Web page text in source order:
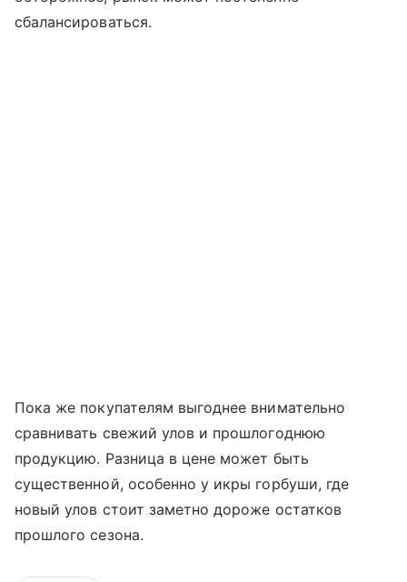
сбалансироваться.
Пока же покупателям выгоднее внимательно
сравнивать свежий улов и прошлогоднюю
продукцию. Разница в цене может быть
существенной, особенно у икры горбуши, где
новый улов стоит заметно дороже остатков
прошлого сезона.